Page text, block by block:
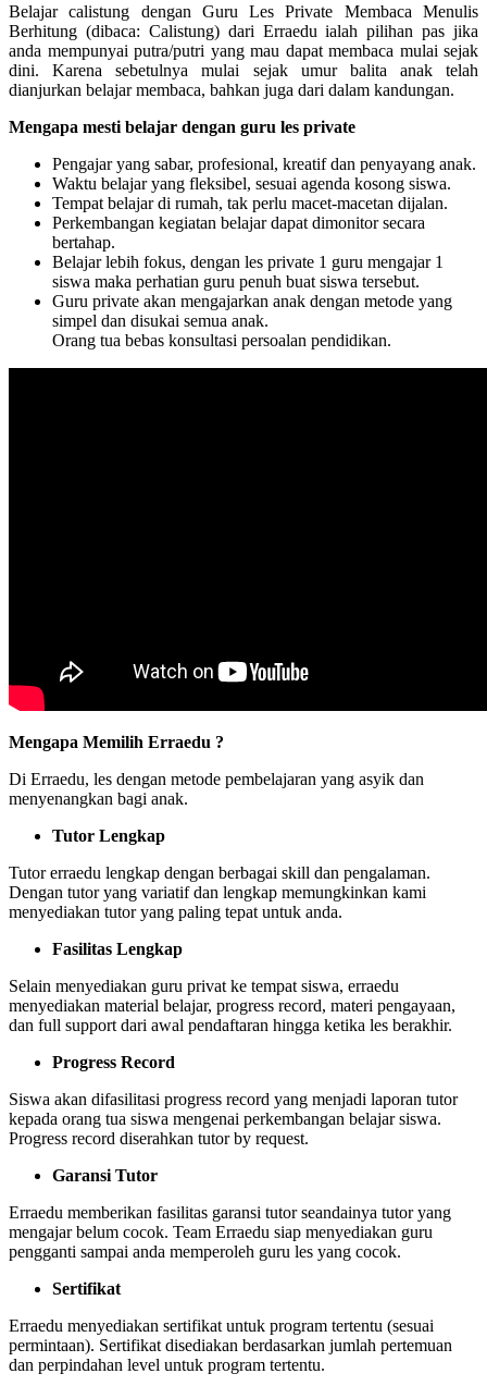
Belajar calistung dengan Guru Les Private Membaca Menulis
Berhitung (dibaca: Calistung) dari Erraedu ialah pilihan pas jika
anda mempunyai putra/putri yang mau dapat membaca mulai sejak
dini. Karena sebetulnya mulai sejak umur balita anak telah
dianjurkan belajar membaca, bahkan juga dari dalam kandungan.
Mengapa mesti belajar dengan guru les private
Pengajar yang sabar, profesional, kreatif dan penyayang anak.
Waktu belajar yang fleksibel, sesuai agenda kosong siswa.
Tempat belajar di rumah, tak perlu macet-macetan dijalan.
Perkembangan kegiatan belajar dapat dimonitor secara
bertahap.
Belajar lebih fokus, dengan les private 1 guru mengajar 1
siswa maka perhatian guru penuh buat siswa tersebut.
Guru private akan mengajarkan anak dengan metode yang
simpel dan disukai semua anak.
Orang tua bebas konsultasi persoalan pendidikan.
Mengapa Memilih Erraedu ?
Di Erraedu, les dengan metode pembelajaran yang asyik dan
menyenangkan bagi anak.
Tutor Lengkap
Tutor erraedu lengkap dengan berbagai skill dan pengalaman.
Dengan tutor yang variatif dan lengkap memungkinkan kami
menyediakan tutor yang paling tepat untuk anda.
Fasilitas Lengkap
Selain menyediakan guru privat ke tempat siswa, erraedu
menyediakan material belajar, progress record, materi pengayaan,
dan full support dari awal pendaftaran hingga ketika les berakhir.
Progress Record
Siswa akan difasilitasi progress record yang menjadi laporan tutor
kepada orang tua siswa mengenai perkembangan belajar siswa.
Progress record diserahkan tutor by request.
Garansi Tutor
Erraedu memberikan fasilitas garansi tutor seandainya tutor yang
mengajar belum cocok. Team Erraedu siap menyediakan guru
pengganti sampai anda memperoleh guru les yang cocok.
Sertifikat
Erraedu menyediakan sertifikat untuk program tertentu (sesuai
permintaan). Sertifikat disediakan berdasarkan jumlah pertemuan
dan perpindahan level untuk program tertentu.